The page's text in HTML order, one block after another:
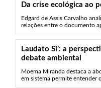
Da crise ecológica ao
Edgard de Assis Carvalho
relações entre o documento
Laudato Si’: a
debate ambiental
Moema Miranda destaca a
em sistema permite entender